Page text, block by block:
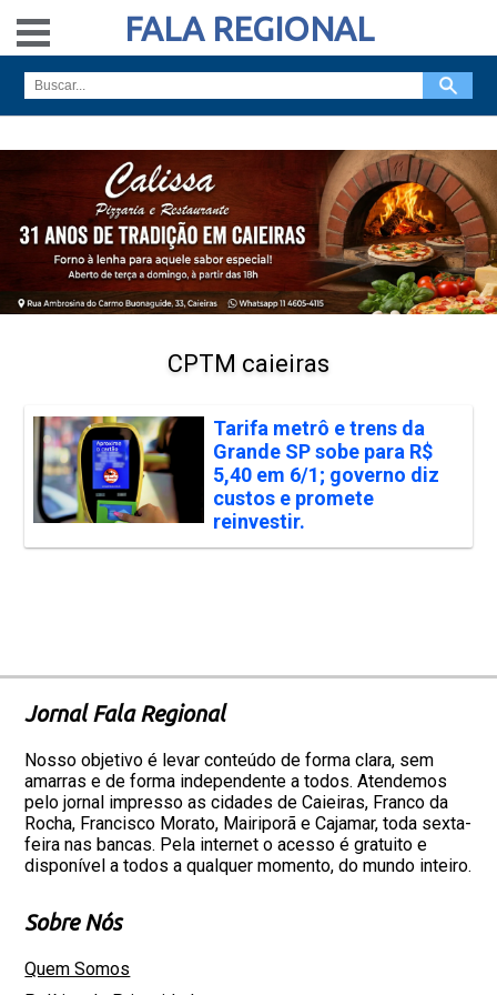
FALA REGIONAL
CPTM caieiras
Tarifa metrô e trens da
Grande SP sobe para R$
5,40 em 6/1; governo diz
custos e promete
reinvestir.
Jornal Fala Regional
Nosso objetivo é levar conteúdo de forma clara, sem
amarras e de forma independente a todos. Atendemos
pelo jornal impresso as cidades de Caieiras, Franco da
Rocha, Francisco Morato, Mairiporã e Cajamar, toda sexta-
feira nas bancas. Pela internet o acesso é gratuito e
disponível a todos a qualquer momento, do mundo inteiro.
Sobre Nós
Quem Somos